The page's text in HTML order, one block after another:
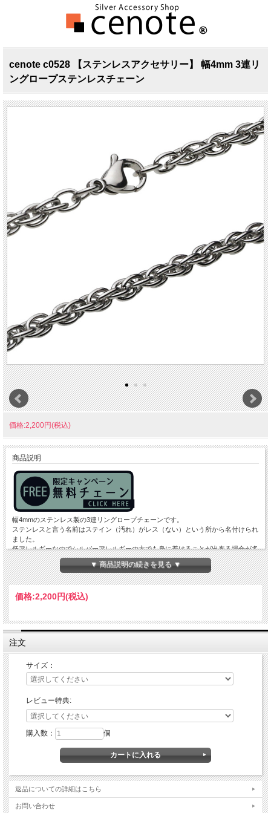
cenote c0528 【ステンレスアクセサリー】 幅4mm 3連リ
ングロープステンレスチェーン
価格:2,200円(税込)
商品説明
幅4mmのステンレス製の3連リングロープチェーンです。
ステンレスと言う名前はステイン（汚れ）がレス（ない）という所から名付けられ
ました。
低アレルギーなのでシルバーアレルギーの方でも身に着けることが出来る場合が多
いです。
素材:ステンレススチール
チェーン幅:4mm
※サイズには多少の個体差があります。
▼ 商品説明の続きを見る ▼
価格:2,200円(税込)
注文
サイズ：
レビュー特典:
購入数： 個
返品についての詳細はこちら
お問い合わせ